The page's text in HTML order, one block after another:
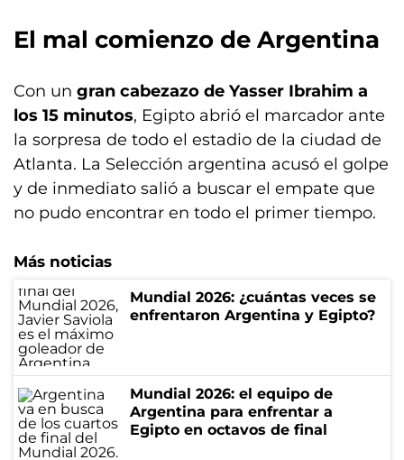
El mal comienzo de Argentina
Con un gran cabezazo de Yasser Ibrahim a
los 15 minutos, Egipto abrió el marcador ante
la sorpresa de todo el estadio de la ciudad de
Atlanta. La Selección argentina acusó el golpe
y de inmediato salió a buscar el empate que
no pudo encontrar en todo el primer tiempo.
Más noticias
Mundial 2026: ¿cuántas veces se
enfrentaron Argentina y Egipto?
Mundial 2026: el equipo de
Argentina para enfrentar a
Egipto en octavos de final